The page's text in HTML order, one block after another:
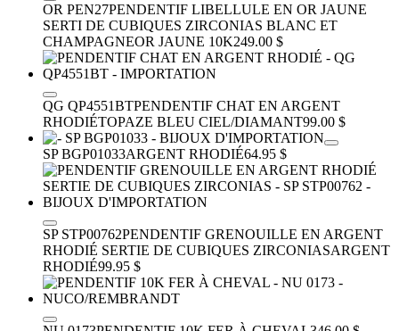
OR PEN27PENDENTIF LIBELLULE EN OR JAUNE
SERTI DE CUBIQUES ZIRCONIAS BLANC ET
CHAMPAGNEOR JAUNE 10K249.00 $
QG QP4551BTPENDENTIF CHAT EN ARGENT
RHODIÉTOPAZE BLEU CIEL/DIAMANT99.00 $
SP BGP01033ARGENT RHODIÉ64.95 $
SP STP00762PENDENTIF GRENOUILLE EN ARGENT
RHODIÉ SERTIE DE CUBIQUES ZIRCONIASARGENT
RHODIÉ99.95 $